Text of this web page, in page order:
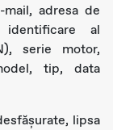
adresa de
al
serie motor,
tip, data
lipsa